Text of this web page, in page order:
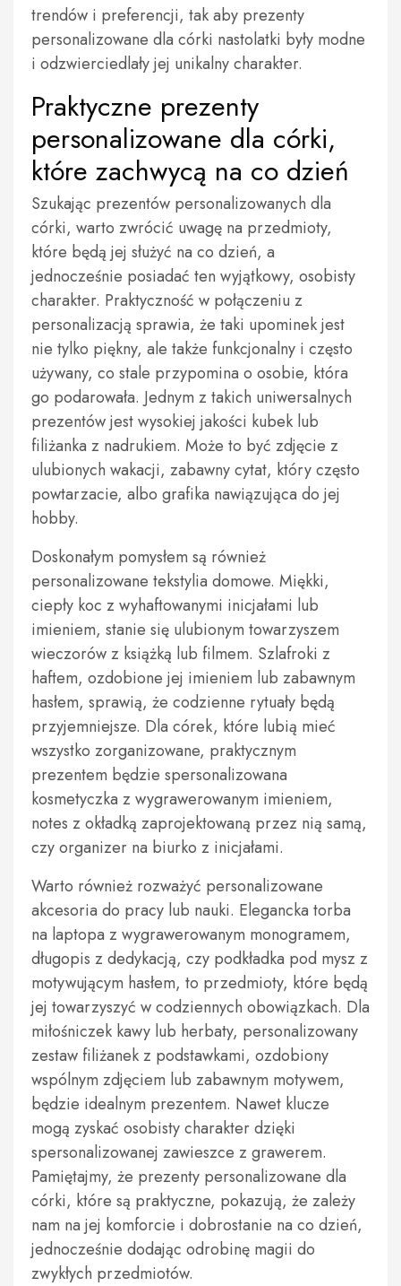
trendów i preferencji, tak aby prezenty
personalizowane dla córki nastolatki były modne
i odzwierciedlały jej unikalny charakter.
Praktyczne prezenty
personalizowane dla córki,
które zachwycą na co dzień
Szukając prezentów personalizowanych dla
córki, warto zwrócić uwagę na przedmioty,
które będą jej służyć na co dzień, a
jednocześnie posiadać ten wyjątkowy, osobisty
charakter. Praktyczność w połączeniu z
personalizacją sprawia, że taki upominek jest
nie tylko piękny, ale także funkcjonalny i często
używany, co stale przypomina o osobie, która
go podarowała. Jednym z takich uniwersalnych
prezentów jest wysokiej jakości kubek lub
filiżanka z nadrukiem. Może to być zdjęcie z
ulubionych wakacji, zabawny cytat, który często
powtarzacie, albo grafika nawiązująca do jej
hobby.
Doskonałym pomysłem są również
personalizowane tekstylia domowe. Miękki,
ciepły koc z wyhaftowanymi inicjałami lub
imieniem, stanie się ulubionym towarzyszem
wieczorów z książką lub filmem. Szlafroki z
haftem, ozdobione jej imieniem lub zabawnym
hasłem, sprawią, że codzienne rytuały będą
przyjemniejsze. Dla córek, które lubią mieć
wszystko zorganizowane, praktycznym
prezentem będzie spersonalizowana
kosmetyczka z wygrawerowanym imieniem,
notes z okładką zaprojektowaną przez nią samą,
czy organizer na biurko z inicjałami.
Warto również rozważyć personalizowane
akcesoria do pracy lub nauki. Elegancka torba
na laptopa z wygrawerowanym monogramem,
długopis z dedykacją, czy podkładka pod mysz z
motywującym hasłem, to przedmioty, które będą
jej towarzyszyć w codziennych obowiązkach. Dla
miłośniczek kawy lub herbaty, personalizowany
zestaw filiżanek z podstawkami, ozdobiony
wspólnym zdjęciem lub zabawnym motywem,
będzie idealnym prezentem. Nawet klucze
mogą zyskać osobisty charakter dzięki
spersonalizowanej zawieszce z grawerem.
Pamiętajmy, że prezenty personalizowane dla
córki, które są praktyczne, pokazują, że zależy
nam na jej komforcie i dobrostanie na co dzień,
jednocześnie dodając odrobinę magii do
zwykłych przedmiotów.